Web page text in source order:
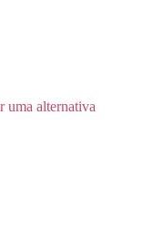
uma alternativa